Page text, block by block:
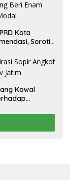
Kota
Soroti
Kawal